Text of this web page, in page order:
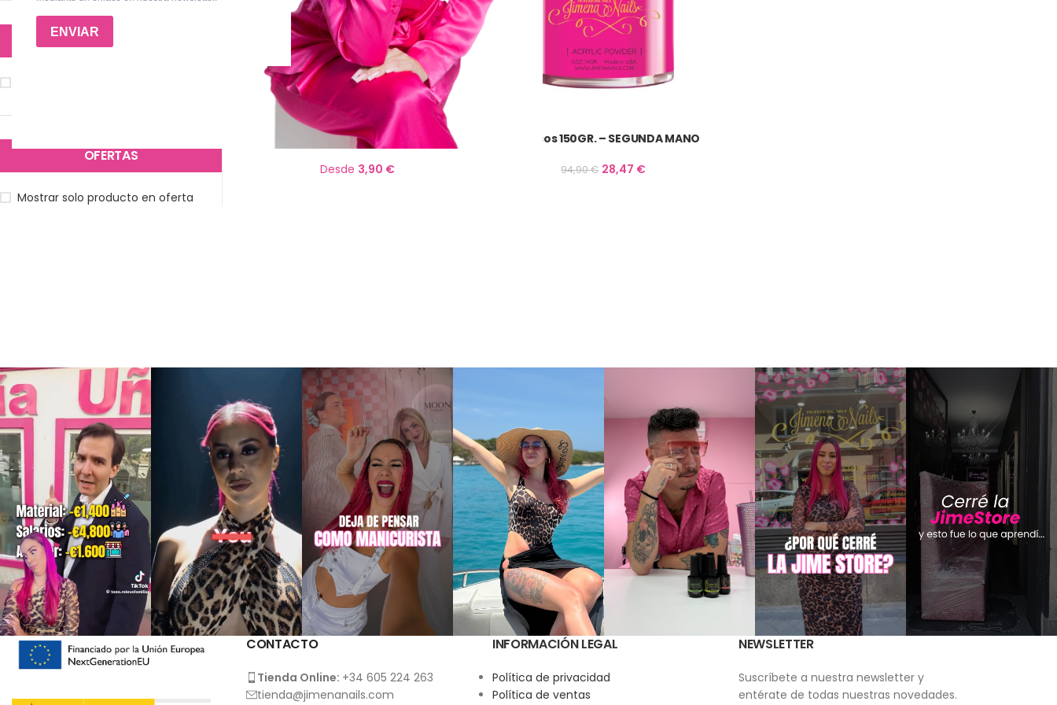
DISPONIBILIDAD
OFERTAS
Mostrar solo producto en oferta
Envase/Bote Vacío
Desde 3,90 €
Acrílicos 150GR. – SEGUNDA MANO
94,90€ 28,47 €
CONTACTO
Tienda Online: +34 605 224 263
tienda@jimenanails.com
INFORMACIÓN LEGAL
Política de privacidad
Política de ventas
NEWSLETTER
Suscríbete a nuestra newsletter y
entérate de todas nuestras novedades.